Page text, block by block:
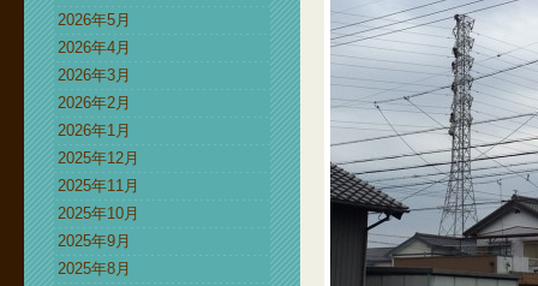
2026年5月
2026年4月
2026年3月
2026年2月
2026年1月
2025年12月
2025年11月
2025年10月
2025年9月
2025年8月